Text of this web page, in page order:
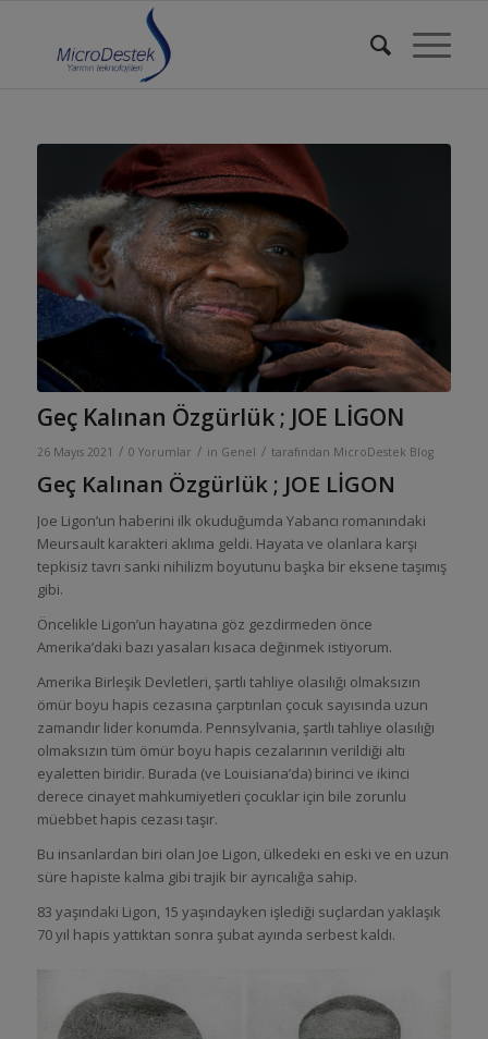
Geç Kalınan Özgürlük ; JOE LİGON
26 Mayıs 2021 / 0 Yorumlar / in Genel / tarafından MicroDestek Blog
Geç Kalınan Özgürlük ; JOE LİGON
Joe Ligon’un haberini ilk okuduğumda Yabancı romanındaki
Meursault karakteri aklıma geldi. Hayata ve olanlara karşı
tepkisiz tavrı sanki nihilizm boyutunu başka bir eksene taşımış
gibi.
Öncelikle Ligon’un hayatına göz gezdirmeden önce
Amerika’daki bazı yasaları kısaca değinmek istiyorum.
Amerika Birleşik Devletleri, şartlı tahliye olasılığı olmaksızın
ömür boyu hapis cezasına çarptırılan çocuk sayısında uzun
zamandır lider konumda. Pennsylvania, şartlı tahliye olasılığı
olmaksızın tüm ömür boyu hapis cezalarının verildiği altı
eyaletten biridir. Burada (ve Louisiana’da) birinci ve ikinci
derece cinayet mahkumiyetleri çocuklar için bile zorunlu
müebbet hapis cezası taşır.
Bu insanlardan biri olan Joe Ligon, ülkedeki en eski ve en uzun
süre hapiste kalma gibi trajik bir ayrıcalığa sahip.
83 yaşındaki Ligon, 15 yaşındayken işlediği suçlardan yaklaşık
70 yıl hapis yattıktan sonra şubat ayında serbest kaldı.